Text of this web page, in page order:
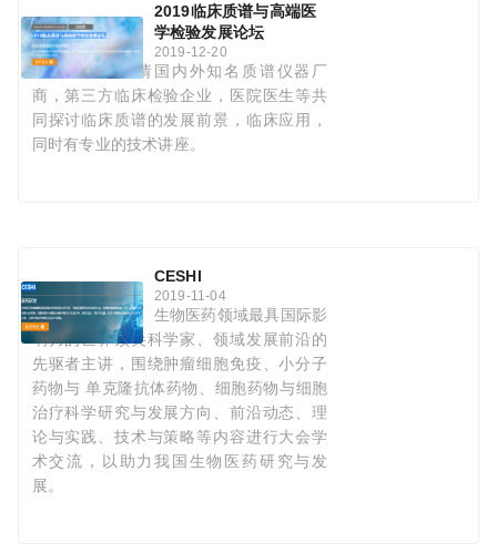
2019临床质谱与高端医
学检验发展论坛
2019-12-20
本次会议将邀请国内外知名质谱仪器厂
商，第三方临床检验企业，医院医生等共
同探讨临床质谱的发展前景，临床应用，
同时有专业的技术讲座。
CESHI
2019-11-04
生物医药领域最具国际影
响力的世界顶尖科学家、领域发展前沿的
先驱者主讲，围绕肿瘤细胞免疫、小分子
药物与 单克隆抗体药物、细胞药物与细胞
治疗科学研究与发展方向、前沿动态、理
论与实践、技术与策略等内容进行大会学
术交流，以助力我国生物医药研究与发
展。